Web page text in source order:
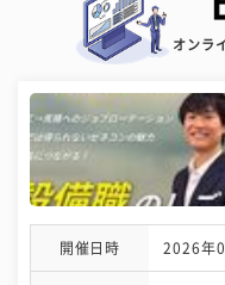
オンラ
開催日時 2026年